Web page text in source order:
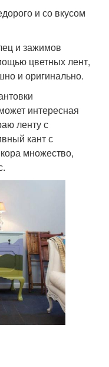
и со вкусом
и зажимов
цветных лент,
и оригинально.
интересная
ленту с
кант с
множество,